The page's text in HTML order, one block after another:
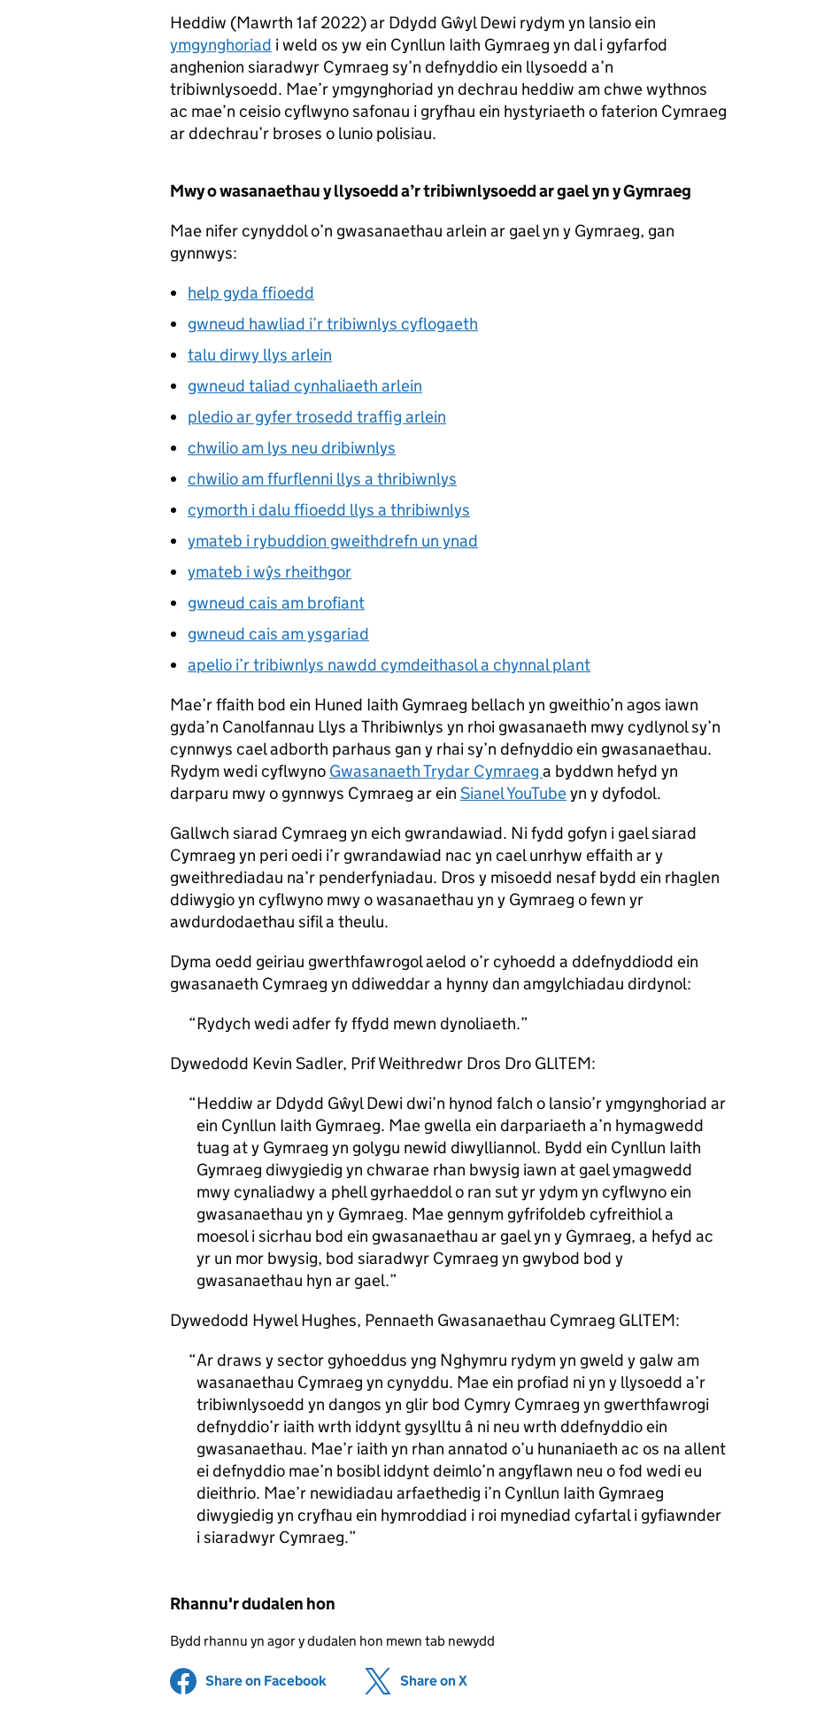
Heddiw (Mawrth 1af 2022) ar Ddydd Gŵyl Dewi rydym yn lansio ein
ymgynghoriad i weld os yw ein Cynllun Iaith Gymraeg yn dal i gyfarfod
anghenion siaradwyr Cymraeg sy’n defnyddio ein llysoedd a’n
tribiwnlysoedd. Mae’r ymgynghoriad yn dechrau heddiw am chwe wythnos
ac mae’n ceisio cyflwyno safonau i gryfhau ein hystyriaeth o faterion Cymraeg
ar ddechrau’r broses o lunio polisiau.
Mwy o wasanaethau y llysoedd a’r tribiwnlysoedd ar gael yn y Gymraeg
Mae nifer cynyddol o’n gwasanaethau arlein ar gael yn y Gymraeg, gan
gynnwys:
help gyda ffioedd
gwneud hawliad i’r tribiwnlys cyflogaeth
talu dirwy llys arlein
gwneud taliad cynhaliaeth arlein
pledio ar gyfer trosedd traffig arlein
chwilio am lys neu dribiwnlys
chwilio am ffurflenni llys a thribiwnlys
cymorth i dalu ffioedd llys a thribiwnlys
ymateb i rybuddion gweithdrefn un ynad
ymateb i wŷs rheithgor
gwneud cais am brofiant
gwneud cais am ysgariad
apelio i’r tribiwnlys nawdd cymdeithasol a chynnal plant
Mae’r ffaith bod ein Huned Iaith Gymraeg bellach yn gweithio’n agos iawn
gyda’n Canolfannau Llys a Thribiwnlys yn rhoi gwasanaeth mwy cydlynol sy’n
cynnwys cael adborth parhaus gan y rhai sy’n defnyddio ein gwasanaethau.
Rydym wedi cyflwyno Gwasanaeth Trydar Cymraeg a byddwn hefyd yn
darparu mwy o gynnwys Cymraeg ar ein Sianel YouTubeyn y dyfodol.
Gallwch siarad Cymraeg yn eich gwrandawiad. Ni fydd gofyn i gael siarad
Cymraeg yn peri oedi i’r gwrandawiad nac yn cael unrhyw effaith ar y
gweithrediadau na’r penderfyniadau. Dros y misoedd nesaf bydd ein rhaglen
ddiwygio yn cyflwyno mwy o wasanaethau yn y Gymraeg o fewn yr
awdurdodaethau sifil a theulu.
Dyma oedd geiriau gwerthfawrogol aelod o’r cyhoedd a ddefnyddiodd ein
gwasanaeth Cymraeg yn ddiweddar a hynny dan amgylchiadau dirdynol:
Rydych wedi adfer fy ffydd mewn dynoliaeth.
Dywedodd Kevin Sadler, Prif Weithredwr Dros Dro GLlTEM:
Heddiw ar Ddydd Gŵyl Dewi dwi’n hynod falch o lansio’r ymgynghoriad ar
ein Cynllun Iaith Gymraeg. Mae gwella ein darpariaeth a’n hymagwedd
tuag at y Gymraeg yn golygu newid diwylliannol. Bydd ein Cynllun Iaith
Gymraeg diwygiedig yn chwarae rhan bwysig iawn at gael ymagwedd
mwy cynaliadwy a phell gyrhaeddol o ran sut yr ydym yn cyflwyno ein
gwasanaethau yn y Gymraeg. Mae gennym gyfrifoldeb cyfreithiol a
moesol i sicrhau bod ein gwasanaethau ar gael yn y Gymraeg, a hefyd ac
yr un mor bwysig, bod siaradwyr Cymraeg yn gwybod bod y
gwasanaethau hyn ar gael.
Dywedodd Hywel Hughes, Pennaeth Gwasanaethau Cymraeg GLlTEM:
Ar draws y sector gyhoeddus yng Nghymru rydym yn gweld y galw am
wasanaethau Cymraeg yn cynyddu. Mae ein profiad ni yn y llysoedd a’r
tribiwnlysoedd yn dangos yn glir bod Cymry Cymraeg yn gwerthfawrogi
defnyddio’r iaith wrth iddynt gysylltu â ni neu wrth ddefnyddio ein
gwasanaethau. Mae’r iaith yn rhan annatod o’u hunaniaeth ac os na allent
ei defnyddio mae’n bosibl iddynt deimlo’n angyflawn neu o fod wedi eu
dieithrio. Mae’r newidiadau arfaethedig i’n Cynllun Iaith Gymraeg
diwygiedig yn cryfhau ein hymroddiad i roi mynediad cyfartal i gyfiawnder
i siaradwyr Cymraeg.
Rhannu'r dudalen hon
Bydd rhannu yn agor y dudalen hon mewn tab newydd
Share on Facebook (opens in new tab)
Share on X